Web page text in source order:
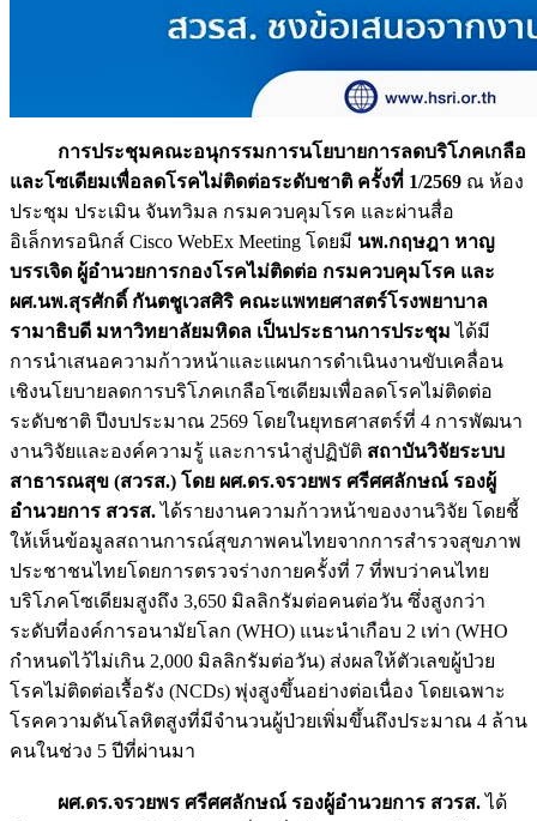
การประชุมคณะอนุกรรมการนโยบายการลดบริโภคเกลือ
และโซเดียมเพื่อลดโรคไม่ติดต่อระดับชาติ ครั้งที่ 1/2569 ณ ห้อง
ประชุม ประเมิน จันทวิมล กรมควบคุมโรค และผ่านสื่อ
อิเล็กทรอนิกส์ Cisco WebEx Meeting โดยมี นพ.กฤษฎา หาญ
บรรเจิด ผู้อำนวยการกองโรคไม่ติดต่อ กรมควบคุมโรค และ
ผศ.นพ.สุรศักดิ์ กันตชูเวสศิริ คณะแพทยศาสตร์โรงพยาบาล
รามาธิบดี มหาวิทยาลัยมหิดล เป็นประธานการประชุม ได้มี
การนำเสนอความก้าวหน้าและแผนการดำเนินงานขับเคลื่อน
เชิงนโยบายลดการบริโภคเกลือโซเดียมเพื่อลดโรคไม่ติดต่อ
ระดับชาติ ปีงบประมาณ 2569 โดยในยุทธศาสตร์ที่ 4 การพัฒนา
งานวิจัยและองค์ความรู้ และการนำสู่ปฏิบัติ สถาบันวิจัยระบบ
สาธารณสุข (สวรส.) โดย ผศ.ดร.จรวยพร ศรีศศลักษณ์ รองผู้
อำนวยการ สวรส.ได้รายงานความก้าวหน้าของงานวิจัย โดยชี้
ให้เห็นข้อมูลสถานการณ์สุขภาพคนไทยจากการสำรวจสุขภาพ
ประชาชนไทยโดยการตรวจร่างกายครั้งที่ 7 ที่พบว่าคนไทย
บริโภคโซเดียมสูงถึง 3,650 มิลลิกรัมต่อคนต่อวัน ซึ่งสูงกว่า
ระดับที่องค์การอนามัยโลก (WHO) แนะนำเกือบ 2 เท่า (WHO
กำหนดไว้ไม่เกิน 2,000 มิลลิกรัมต่อวัน) ส่งผลให้ตัวเลขผู้ป่วย
โรคไม่ติดต่อเรื้อรัง (NCDs) พุ่งสูงขึ้นอย่างต่อเนื่อง โดยเฉพาะ
โรคความดันโลหิตสูงที่มีจำนวนผู้ป่วยเพิ่มขึ้นถึงประมาณ 4 ล้าน
คนในช่วง 5 ปีที่ผ่านมา
ผศ.ดร.จรวยพร ศรีศศลักษณ์ รองผู้อำนวยการ สวรส.ได้